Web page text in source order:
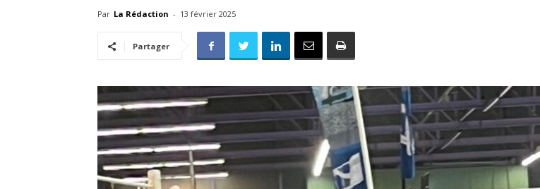
l'info
Par La Rédaction - 13 février 2025
Partager